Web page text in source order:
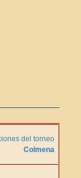
del torneo
Colmena